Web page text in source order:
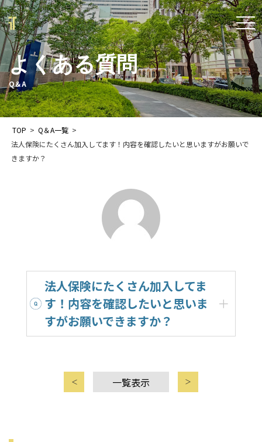
t
o
g
g
l
e
よくある質問
Q＆A
TOP > Q＆A一覧 >
法人保険にたくさん加入してます！内容を確認したいと思いますがお願いで
きますか？
法人保険にたくさん加入してま
す！内容を確認したいと思いま
すがお願いできますか？
一覧表示